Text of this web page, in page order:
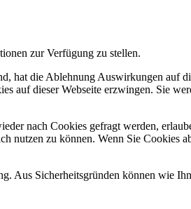
zur Verfügung zu stellen.
hat die Ablehnung Auswirkungen auf
auf dieser Webseite erzwingen. Sie
nach Cookies gefragt werden,
nutzen zu können. Wenn Sie Cookies
Aus Sicherheitsgründen können wie